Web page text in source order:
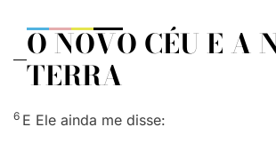
O NOVO CÉU E A
TERRA
6 E Ele ainda me disse: